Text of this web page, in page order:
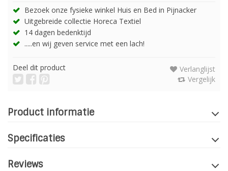
Bezoek onze fysieke winkel Huis en Bed in Pijnacker
Uitgebreide collectie Horeca Textiel
14 dagen bedenktijd
.....en wij geven service met een lach!
Deel dit product
Verlanglijst
Vergelijk
Product informatie
Specificaties
Reviews